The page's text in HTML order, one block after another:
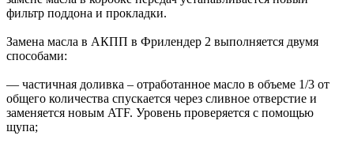
фильтр поддона и прокладки.
Замена масла в АКПП в Фрилендер 2 выполняется двумя
способами:
— частичная доливка – отработанное масло в объеме 1/3 от
общего количества спускается через сливное отверстие и
заменяется новым ATF. Уровень проверяется с помощью
щупа;